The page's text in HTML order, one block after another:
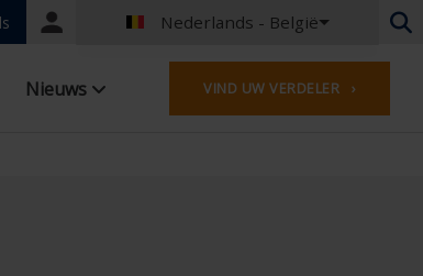
Portal
Nederlands - België
Nederlands - België
Frans - België
Nederlands - Nederland
Nieuws VIND UW VERDELER ›